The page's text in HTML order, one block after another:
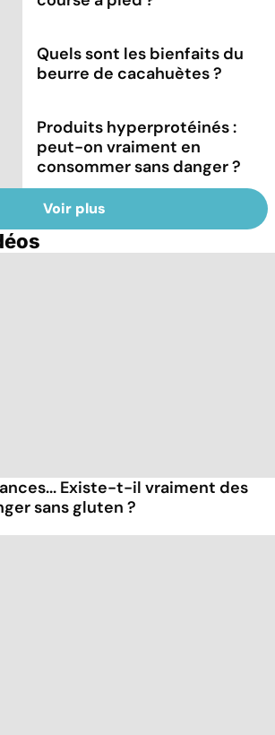
Quels sont les bienfaits du
beurre de cacahuètes ?
Produits hyperprotéinés :
peut-on vraiment en
consommer sans danger ?
Voir plus
Existe-t-il vraiment des
sans gluten ?